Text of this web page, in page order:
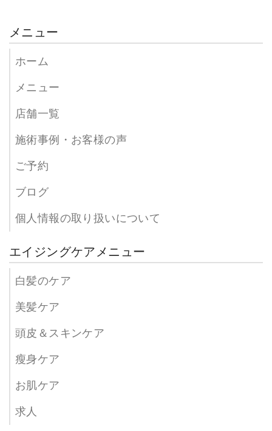
メニュー
ホーム
メニュー
店舗一覧
施術事例・お客様の声
ご予約
ブログ
個人情報の取り扱いについて
エイジングケアメニュー
白髪のケア
美髪ケア
頭皮＆スキンケア
瘦身ケア
お肌ケア
求人